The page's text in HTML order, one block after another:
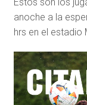
Estos son los
anoche a la
hrs en el estadio